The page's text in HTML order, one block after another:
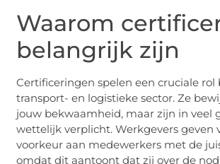
Waarom
belangrijk zijn
Certificeringen spelen een cruciale rol
transport- en logistieke sector. Ze
jouw bekwaamheid, maar zijn in veel
wettelijk verplicht. Werkgevers geven
voorkeur aan medewerkers met de
omdat dit aantoont dat zij over de